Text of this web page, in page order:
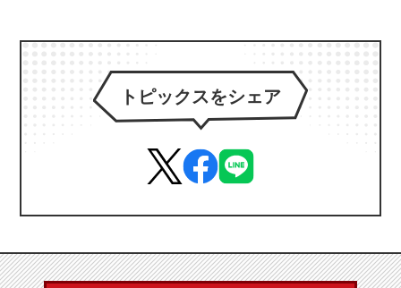
トピックスをシェア